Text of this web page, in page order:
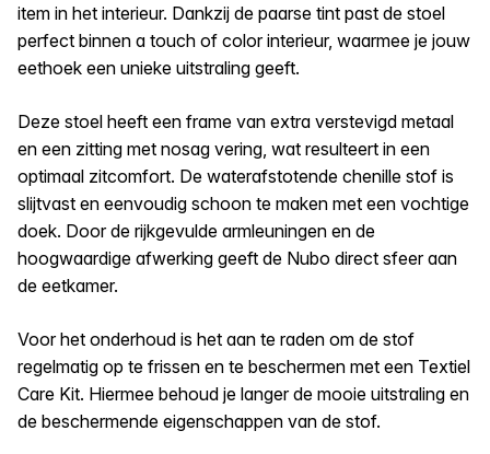
item in het interieur. Dankzij de paarse tint past de stoel
perfect binnen a touch of color interieur, waarmee je jouw
eethoek een unieke uitstraling geeft.
Deze stoel heeft een frame van extra verstevigd metaal
en een zitting met nosag vering, wat resulteert in een
optimaal zitcomfort. De waterafstotende chenille stof is
slijtvast en eenvoudig schoon te maken met een vochtige
doek. Door de rijkgevulde armleuningen en de
hoogwaardige afwerking geeft de Nubo direct sfeer aan
de eetkamer.
Voor het onderhoud is het aan te raden om de stof
regelmatig op te frissen en te beschermen met een Textiel
Care Kit. Hiermee behoud je langer de mooie uitstraling en
de beschermende eigenschappen van de stof.